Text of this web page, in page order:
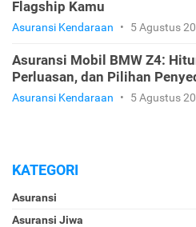
Flagship Kamu
Asuransi Kendaraan • 5 Agustus
Asuransi Mobil BMW Z4:
Perluasan, dan Pilihan
Asuransi Kendaraan • 5 Agustus
KATEGORI
Asuransi
Asuransi Jiwa